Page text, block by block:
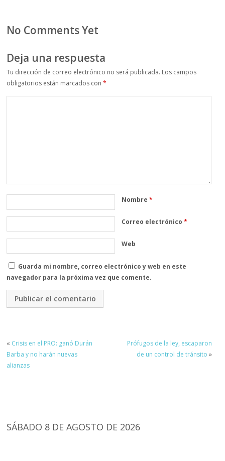
No Comments Yet
Deja una respuesta
Tu dirección de correo electrónico no será publicada. Los campos
obligatorios están marcados con*
Nombre*
Correo electrónico*
Web
Guarda mi nombre, correo electrónico y web en este
navegador para la próxima vez que comente.
« Crisis en el PRO: ganó Durán
Barba y no harán nuevas
alianzas
Prófugos de la ley, escaparon
de un control de tránsito »
SÁBADO 8 DE AGOSTO DE 2026